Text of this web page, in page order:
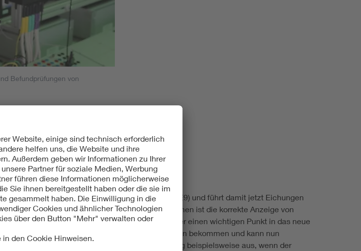
Befundprüfungen von
Prüfstelle
Prüfstelle für Messgeräte für Elektrizität (EHE9) und führt damit jetzt Eichungen
von intelligenten Messeinrichtungen und -systemen ist die korrekte Anzeige von
hat die deutsche Gesetzgebung daher einen wichtigen Punkt in das neue
VDE-Institut diese staatliche Aufgabe übertragen bekommen und kann nun
durchführen. „Wir führen die Befundprüfung beispielsweise aus, wenn der